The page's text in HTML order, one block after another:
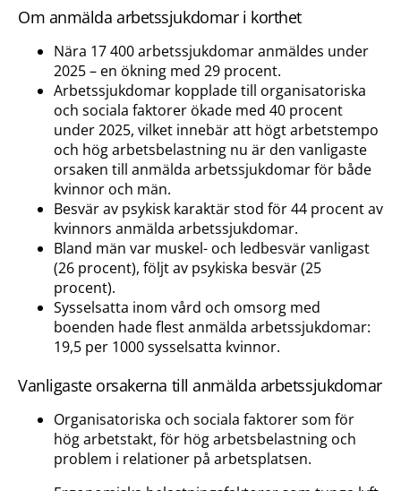
Om anmälda arbetssjukdomar i korthet
Nära 17 400 arbetssjukdomar anmäldes under
2025 – en ökning med 29 procent.
Arbetssjukdomar kopplade till organisatoriska
och sociala faktorer ökade med 40 procent
under 2025, vilket innebär att högt arbetstempo
och hög arbetsbelastning nu är den vanligaste
orsaken till anmälda arbetssjukdomar för både
kvinnor och män.
Besvär av psykisk karaktär stod för 44 procent av
kvinnors anmälda arbetssjukdomar.
Bland män var muskel- och ledbesvär vanligast
(26 procent), följt av psykiska besvär (25
procent).
Sysselsatta inom vård och omsorg med
boenden hade flest anmälda arbetssjukdomar:
19,5 per 1000 sysselsatta kvinnor.
Vanligaste orsakerna till anmälda arbetssjukdomar
Organisatoriska och sociala faktorer som för
hög arbetstakt, för hög arbetsbelastning och
problem i relationer på arbetsplatsen.